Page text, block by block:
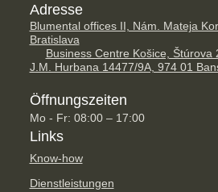
Adresse
Blumental offices II, Nám. Mateja
Bratislava
Business Centre Košice, Štúrova
J.M. Hurbana 14477/9A, 974 01
Öffnungszeiten
Mo - Fr: 08:00 – 17:00
Links
Know-how
Dienstleistungen